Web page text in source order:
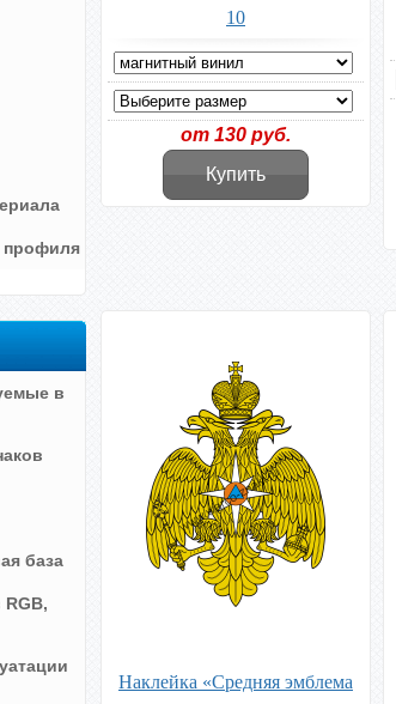
10
от 130 руб.
Купить
Наклейка «Средняя эмблема
профиля
в
база